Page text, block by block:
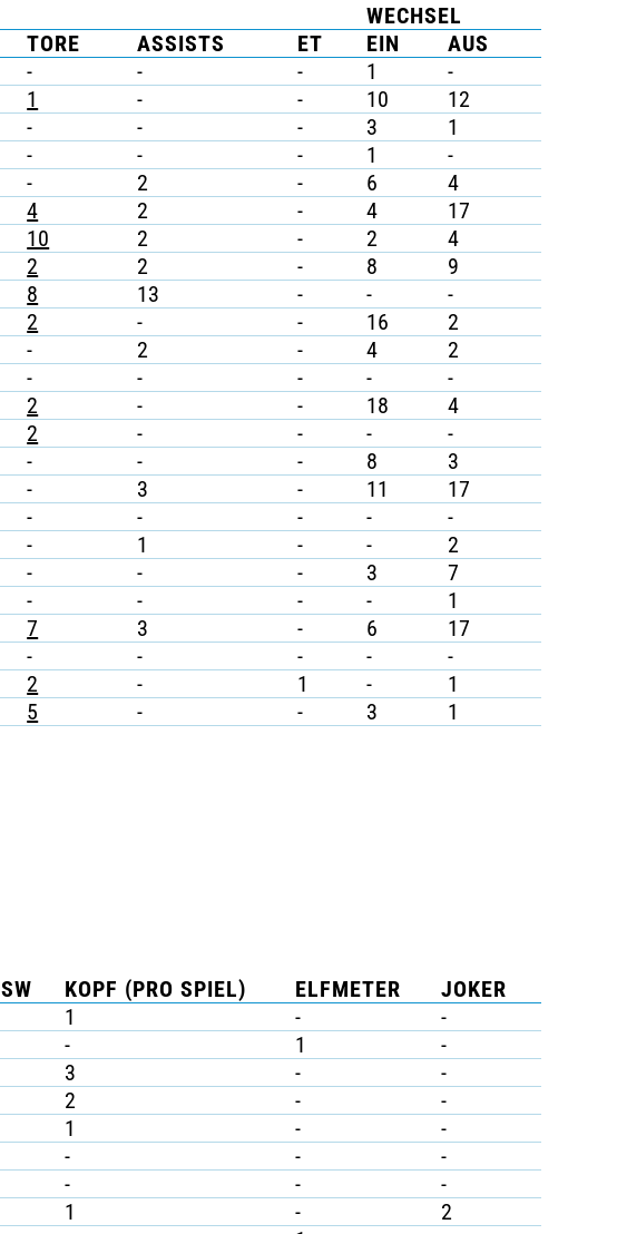
WECHSEL
TORE ASSISTS ET EIN
AUS
- - - 1
-
1 - - 10
12
- - - 3
1
- - - 1
-
- 2 - 6
4
4 2 - 4
17
10 2 - 2
4
2 2 - 8
9
8 13 - -
-
2 - - 16
2
- 2 - 4
2
- - - -
-
2 - - 18
4
2 - - -
-
- - - 8
3
- 3 - 11
17
- - - -
-
- 1 - -
2
- - - 3
7
- - - -
1
7 3 - 6
17
- - - -
-
2 - 1 -
1
5 - - 3 1
KOPF (PRO SPIEL) ELFMETER
JOKER
1 -
-
- 1
-
3 -
-
2 -
-
1 -
-
- -
-
- -
-
1 -
2